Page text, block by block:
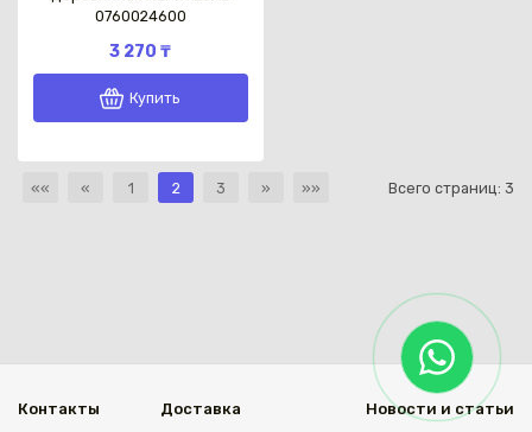
0760024600
3 270 ₸
Купить
Всего страниц: 3
«« « 1 2 3 » »»
Контакты Доставка Новости и статьи